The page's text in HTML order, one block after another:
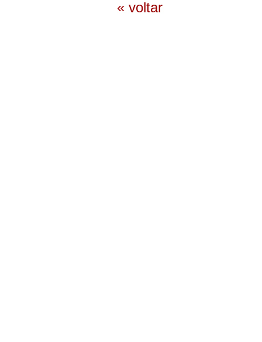
« voltar